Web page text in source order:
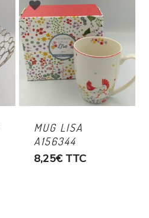
MUG LISA
A156344
8,25€ TTC